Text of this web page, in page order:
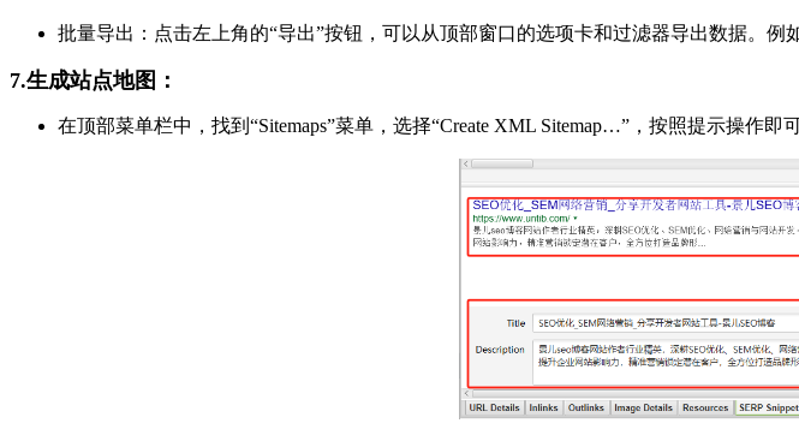
批量导出：点击左上角的“导出”按钮，可以从顶部窗口的选项卡和过滤器导出数据。
7.生成站点地图：
在顶部菜单栏中，找到“Sitemaps”菜单，选择“Create XML Sitemap…”，按照提示操作